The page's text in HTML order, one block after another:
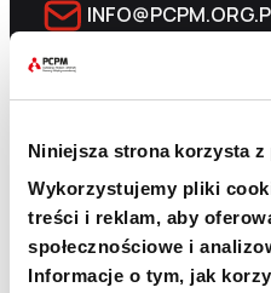
Niniejsza strona korzysta
Wykorzystujemy pliki
treści i reklam, aby
społecznościowe i
Informacje o tym, jak
PRZEKAŻ 1,5%
18 1140 1010 0000
SKOPIUJ NUMER